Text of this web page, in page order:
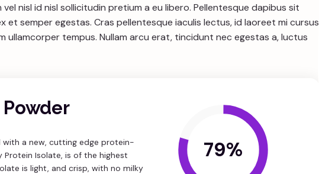
nisl id nisl sollicitudin pretium a eu libero. Pellentesque dapibus sit
et semper egestas. Cras pellentesque iaculis lectus, id laoreet mi cursus
ullamcorper tempus. Nullam arcu erat, tincidunt nec egestas a, luctus
with a new, cutting edge protein-
Protein Isolate, is of the highest
is light, and crisp, with no milky
79%